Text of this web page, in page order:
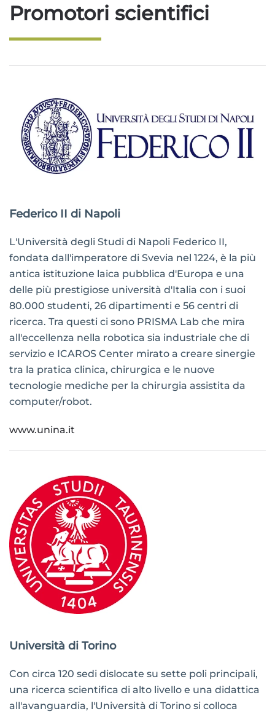
Promotori scientifici
Federico II di Napoli
L'Università degli Studi di Napoli Federico II,
fondata dall'imperatore di Svevia nel 1224, è la più
antica istituzione laica pubblica d'Europa e una
delle più prestigiose università d'Italia con i suoi
80.000 studenti, 26 dipartimenti e 56 centri di
ricerca. Tra questi ci sono PRISMA Lab che mira
all'eccellenza nella robotica sia industriale che di
servizio e ICAROS Center mirato a creare sinergie
tra la pratica clinica, chirurgica e le nuove
tecnologie mediche per la chirurgia assistita da
computer/robot.
www.unina.it
Università di Torino
Con circa 120 sedi dislocate su sette poli principali,
una ricerca scientifica di alto livello e una didattica
all'avanguardia, l'Università di Torino si colloca